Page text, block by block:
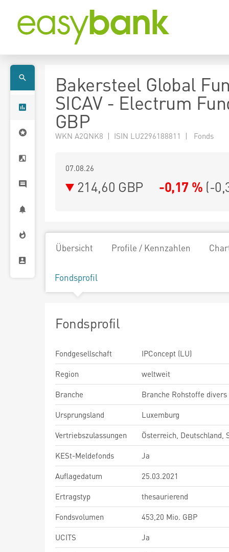
Bakersteel Global
SICAV - Electrum
GBP
WKN A2QNK8 | ISIN LU2296188811 | Fonds
07.08.26
214,60 GBP -0,17 % (-
Übersicht Profile / Kennzahlen
Fondsprofil
Fondsprofil
Fondgesellschaft
IPConcept (LU)
Region
weltweit
Branche
Branche Rohstoffe divers
Ursprungsland
Luxemburg
Vertriebszulassungen
Österreich, Deutschland,
KESt-Meldefonds
Ja
Auflagedatum
25.03.2021
Ertragstyp
thesaurierend
Fondsvolumen
453,20 Mio. GBP
UCITS
Ja